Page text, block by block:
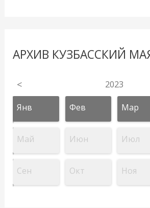
АРХИВ КУЗБАССКИЙ
< 2023
Янв Фев Мар
Май Июн Июл
Сен Окт Ноя